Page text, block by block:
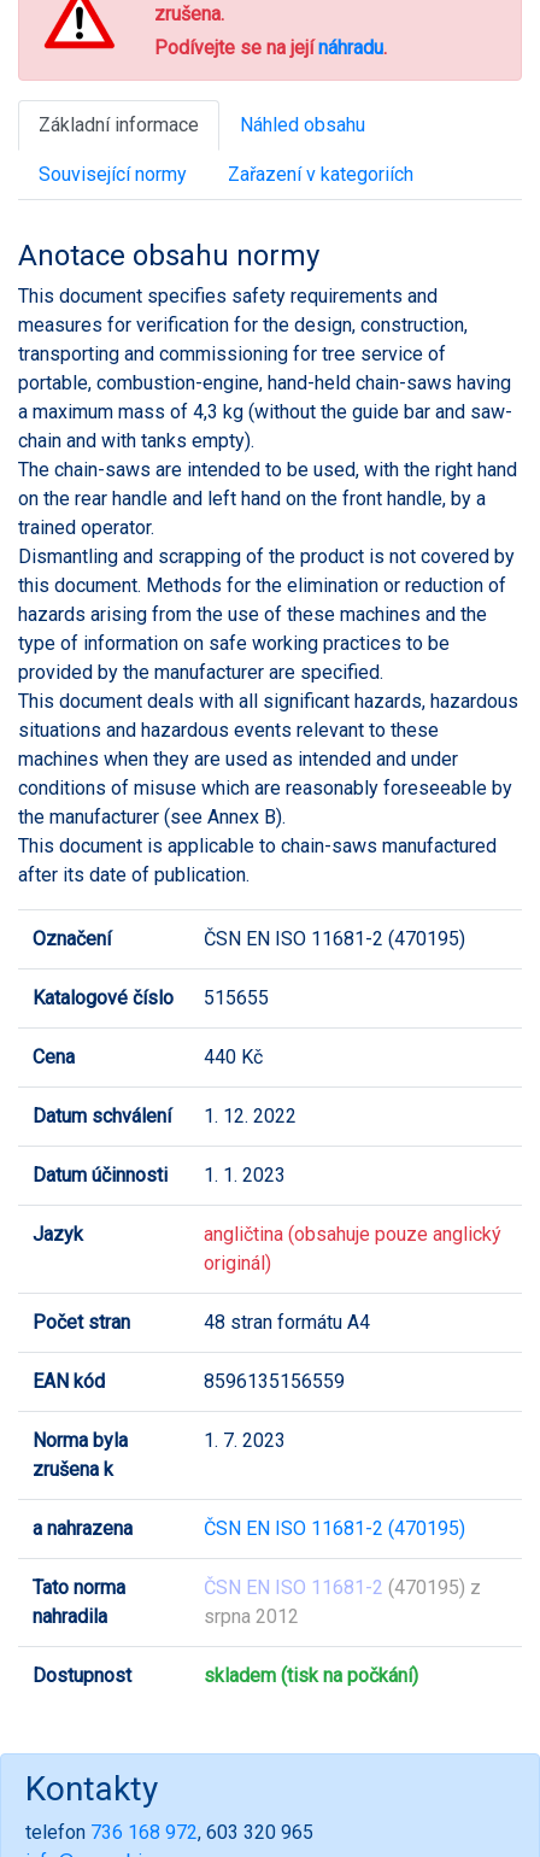
zrušena.
Podívejte se na jejínáhradu.
Základní informace Náhled obsahu
Související normy Zařazení v kategoriích
Anotace obsahu normy
This document specifies safety requirements and
measures for verification for the design, construction,
transporting and commissioning for tree service of
portable, combustion-engine, hand-held chain-saws having
a maximum mass of 4,3 kg (without the guide bar and saw-
chain and with tanks empty).
The chain-saws are intended to be used, with the right hand
on the rear handle and left hand on the front handle, by a
trained operator.
Dismantling and scrapping of the product is not covered by
this document. Methods for the elimination or reduction of
hazards arising from the use of these machines and the
type of information on safe working practices to be
provided by the manufacturer are specified.
This document deals with all significant hazards, hazardous
situations and hazardous events relevant to these
machines when they are used as intended and under
conditions of misuse which are reasonably foreseeable by
the manufacturer (see Annex B).
This document is applicable to chain-saws manufactured
after its date of publication.
Označení ČSN EN ISO 11681-2 (470195)
Katalogové číslo 515655
Cena 440 Kč
Datum schválení 1. 12. 2022
Datum účinnosti 1. 1. 2023
Jazyk
angličtina (obsahuje pouze anglický
originál)
Počet stran 48 stran formátu A4
EAN kód 8596135156559
Norma byla
zrušena k
1. 7. 2023
a nahrazena ČSN EN ISO 11681-2 (470195)
Tato norma
nahradila
ČSN EN ISO 11681-2 (470195) z
srpna 2012
Dostupnost skladem (tisk na počkání)
Kontakty
telefon 736 168 972, 603 320 965